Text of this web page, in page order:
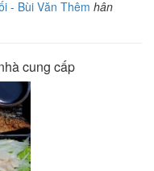
- Bùi Văn Thêm hân
cung cấp